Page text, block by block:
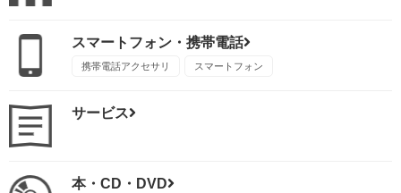
スマートフォン・携帯電話
携帯電話アクセサリ スマートフォン
サービス
本・CD・DVD